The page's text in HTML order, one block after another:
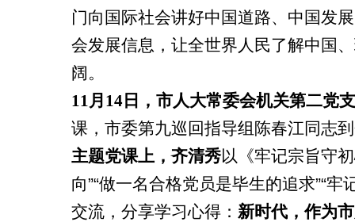
门向国际社会讲好中国道路、中国发
会发展信息，让全世界人民了解中国
阔。
11月 14 日，市人大常委会机关第二党
课，市委第九巡回指导组陈春江同志
主题党课上，齐清秀以《牢记宗旨守
向”“做一名合格党员是毕生的追求”“
交流，分享学习心得： 新时代，作为